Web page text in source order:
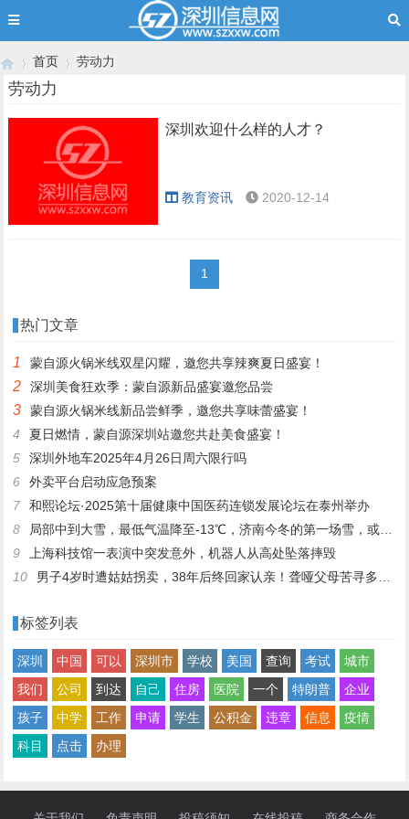
首页
›
劳动力
劳动力
深圳欢迎什么样的人才？
教育资讯 2020-12-14
1
热门文章
1 蒙自源火锅米线双星闪耀，邀您共享辣爽夏日盛宴！
2 深圳美食狂欢季：蒙自源新品盛宴邀您品尝
3
蒙自源火锅米线新品尝鲜季，邀您共享味蕾盛宴！
4
夏日燃情，蒙自源深圳站邀您共赴美食盛宴！
5
深圳外地车2025年4月26日周六限行吗
6
外卖平台启动应急预案
7
和熙论坛·2025第十届健康中国医药连锁发展论坛在泰州举办
8
局部中到大雪，最低气温降至-13℃，济南今冬的第一场雪，或跟去年同一时间！
9
上海科技馆一表演中突发意外，机器人从高处坠落摔毁
10
男子4岁时遭姑姑拐卖，38年后终回家认亲！聋哑父母苦寻多年，母亲已抱憾离世丨红星寻人
标签列表
深圳 中国 可以 深圳市 学校 美国 查询 考试
城市
我们
公司 到达 自己 住房 医院 一个 特朗普
企业
孩子
中学 工作 申请 学生 公积金 违章 信息
疫情
科目
点击 办理